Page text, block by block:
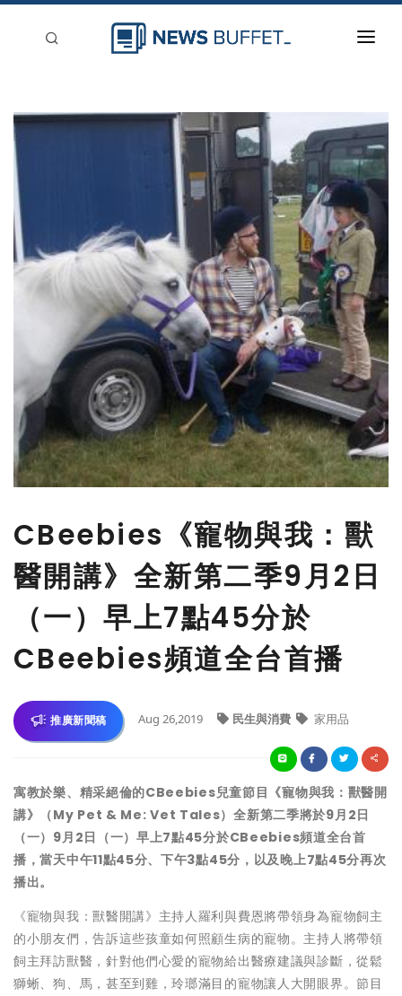
新聞稿分類
CBeebies《寵物與我：獸
醫開講》全新第二季9月2日
（一）早上7點45分於
CBeebies頻道全台首播
推廣新聞稿 Aug 26,2019 民生與消費 家用品
寓教於樂、精采絕倫的CBeebies兒童節目《寵物與我：獸醫開
講》（My Pet & Me: Vet Tales）全新第二季將於9月2日
（一）9月2日（一）早上7點45分於CBeebies頻道全台首
播，當天中午11點45分、下午3點45分，以及晚上7點45分再次
播出。
《寵物與我：獸醫開講》主持人羅利與費恩將帶領身為寵物飼主
的小朋友們，告訴這些孩童如何照顧生病的寵物。主持人將帶領
飼主拜訪獸醫，針對他們心愛的寵物給出醫療建議與診斷，從鬆
獅蜥、狗、馬，甚至到雞，玲瑯滿目的寵物讓人大開眼界。節目